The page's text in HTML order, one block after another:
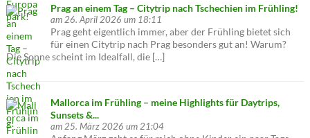
Prag an einem Tag – Citytrip nach Tschechien im Frühling!
am 26. April 2026 um 18:11
Prag geht eigentlich immer, aber der Frühling bietet sich
für einen Citytrip nach Prag besonders gut an! Warum?
Die Sonne scheint im Idealfall, die […]
Mallorca im Frühling – meine Highlights für Daytrips,
Sunsets &...
am 25. März 2026 um 21:04